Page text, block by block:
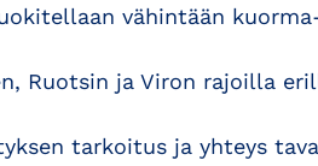
vähintään
Ruotsin ja Viron rajoilla
tarkoitus ja yhteys